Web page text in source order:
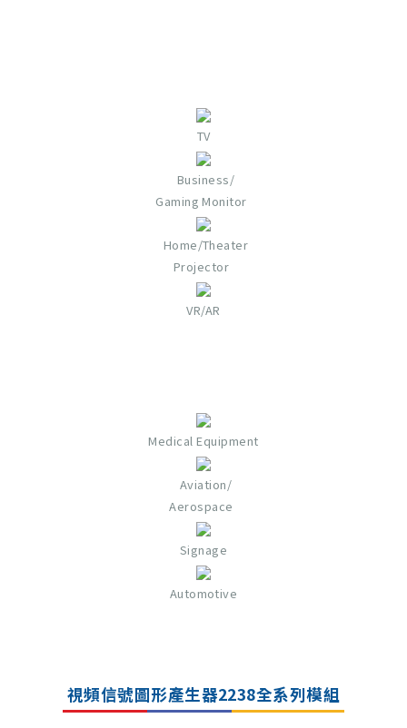
TV
Business/
Gaming Monitor
Home/Theater
Projector​
VR/AR​​
Medical Equipment
Aviation/
Aerospace
Signage
Automotive
視頻信號圖形產生器2238全系列模組